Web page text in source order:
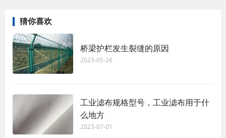
猜你喜欢
桥梁护栏发生裂缝的原因
2023-05-26
工业滤布规格型号，工业滤布用于什
么地方
2023-07-01